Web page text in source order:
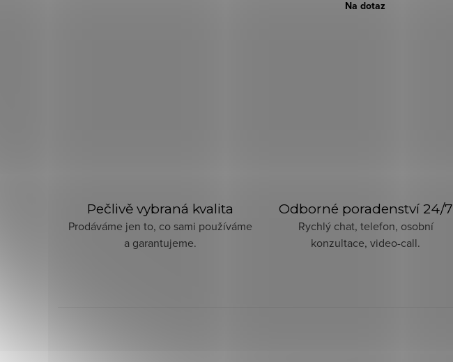
Na dotaz
Pečlivě vybraná kvalita
Prodáváme jen to, co sami používáme
a garantujeme.
Odborné poradenství 24/7
Rychlý chat, telefon, osobní
konzultace, video-call.